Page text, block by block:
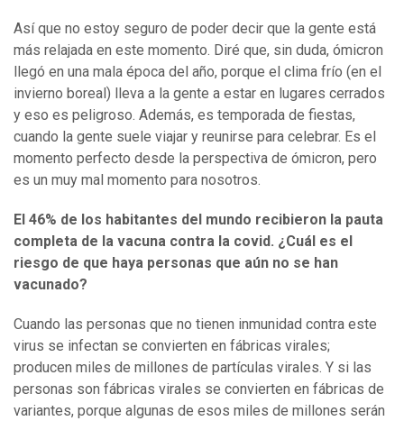
Así que no estoy seguro de poder decir que la gente está
más relajada en este momento. Diré que, sin duda, ómicron
llegó en una mala época del año, porque el clima frío (en el
invierno boreal) lleva a la gente a estar en lugares cerrados
y eso es peligroso. Además, es temporada de fiestas,
cuando la gente suele viajar y reunirse para celebrar. Es el
momento perfecto desde la perspectiva de ómicron, pero
es un muy mal momento para nosotros.
El 46% de los habitantes del mundo recibieron la pauta
completa de la vacuna contra la covid. ¿Cuál es el
riesgo de que haya personas que aún no se han
vacunado?
Cuando las personas que no tienen inmunidad contra este
virus se infectan se convierten en fábricas virales;
producen miles de millones de partículas virales. Y si las
personas son fábricas virales se convierten en fábricas de
variantes, porque algunas de esos miles de millones serán